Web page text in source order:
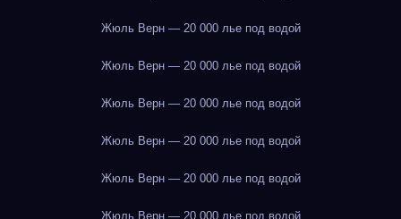
Жюль Верн — 20 000 лье под водой
Жюль Верн — 20 000 лье под водой
Жюль Верн — 20 000 лье под водой
Жюль Верн — 20 000 лье под водой
Жюль Верн — 20 000 лье под водой
Жюль Верн — 20 000 лье под водой